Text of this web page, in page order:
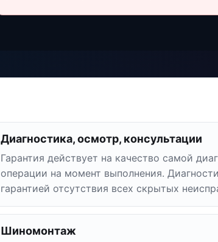
Диагностика, осмотр, консультации
Гарантия действует на качество самой
операции на момент выполнения.
гарантией отсутствия всех скрытых
Шиномонтаж